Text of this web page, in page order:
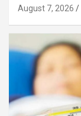
August 7, 2026